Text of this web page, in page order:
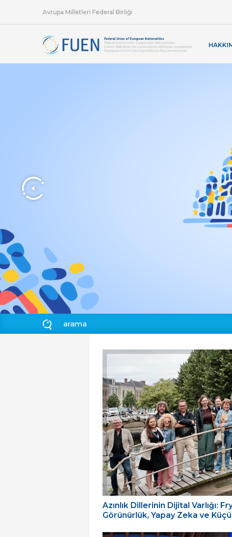
Avrupa Milletleri Federal Birliği
Azınlık Dillerinin Dijital Varlığı:
Görünürlük, Yapay Zeka ve